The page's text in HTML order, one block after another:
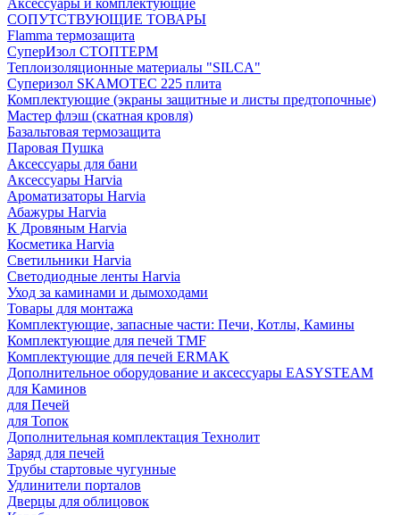
Аксессуары и комплектующие
СОПУТСТВУЮЩИЕ ТОВАРЫ
Flamma термозащита
СуперИзол СТОПТЕРМ
Теплоизоляционные материалы "SILCA"
Суперизол SKAMOTEC 225 плита
Комплектующие (экраны защитные и листы предтопочные)
Мастер флэш (скатная кровля)
Базальтовая термозащита
Паровая Пушка
Аксессуары для бани
Аксессуары Harvia
Ароматизаторы Harvia
Абажуры Harvia
К Дровяным Harvia
Косметика Harvia
Светильники Harvia
Светодиодные ленты Harvia
Уход за каминами и дымоходами
Товары для монтажа
Комплектующие, запасные части: Печи, Котлы, Камины
Комплектующие для печей TMF
Комплектующие для печей ERMAK
Дополнительное оборудование и аксессуары EASYSTEAM
для Каминов
для Печей
для Топок
Дополнительная комплектация Технолит
Заряд для печей
Трубы стартовые чугунные
Удлинители порталов
Дверцы для облицовок